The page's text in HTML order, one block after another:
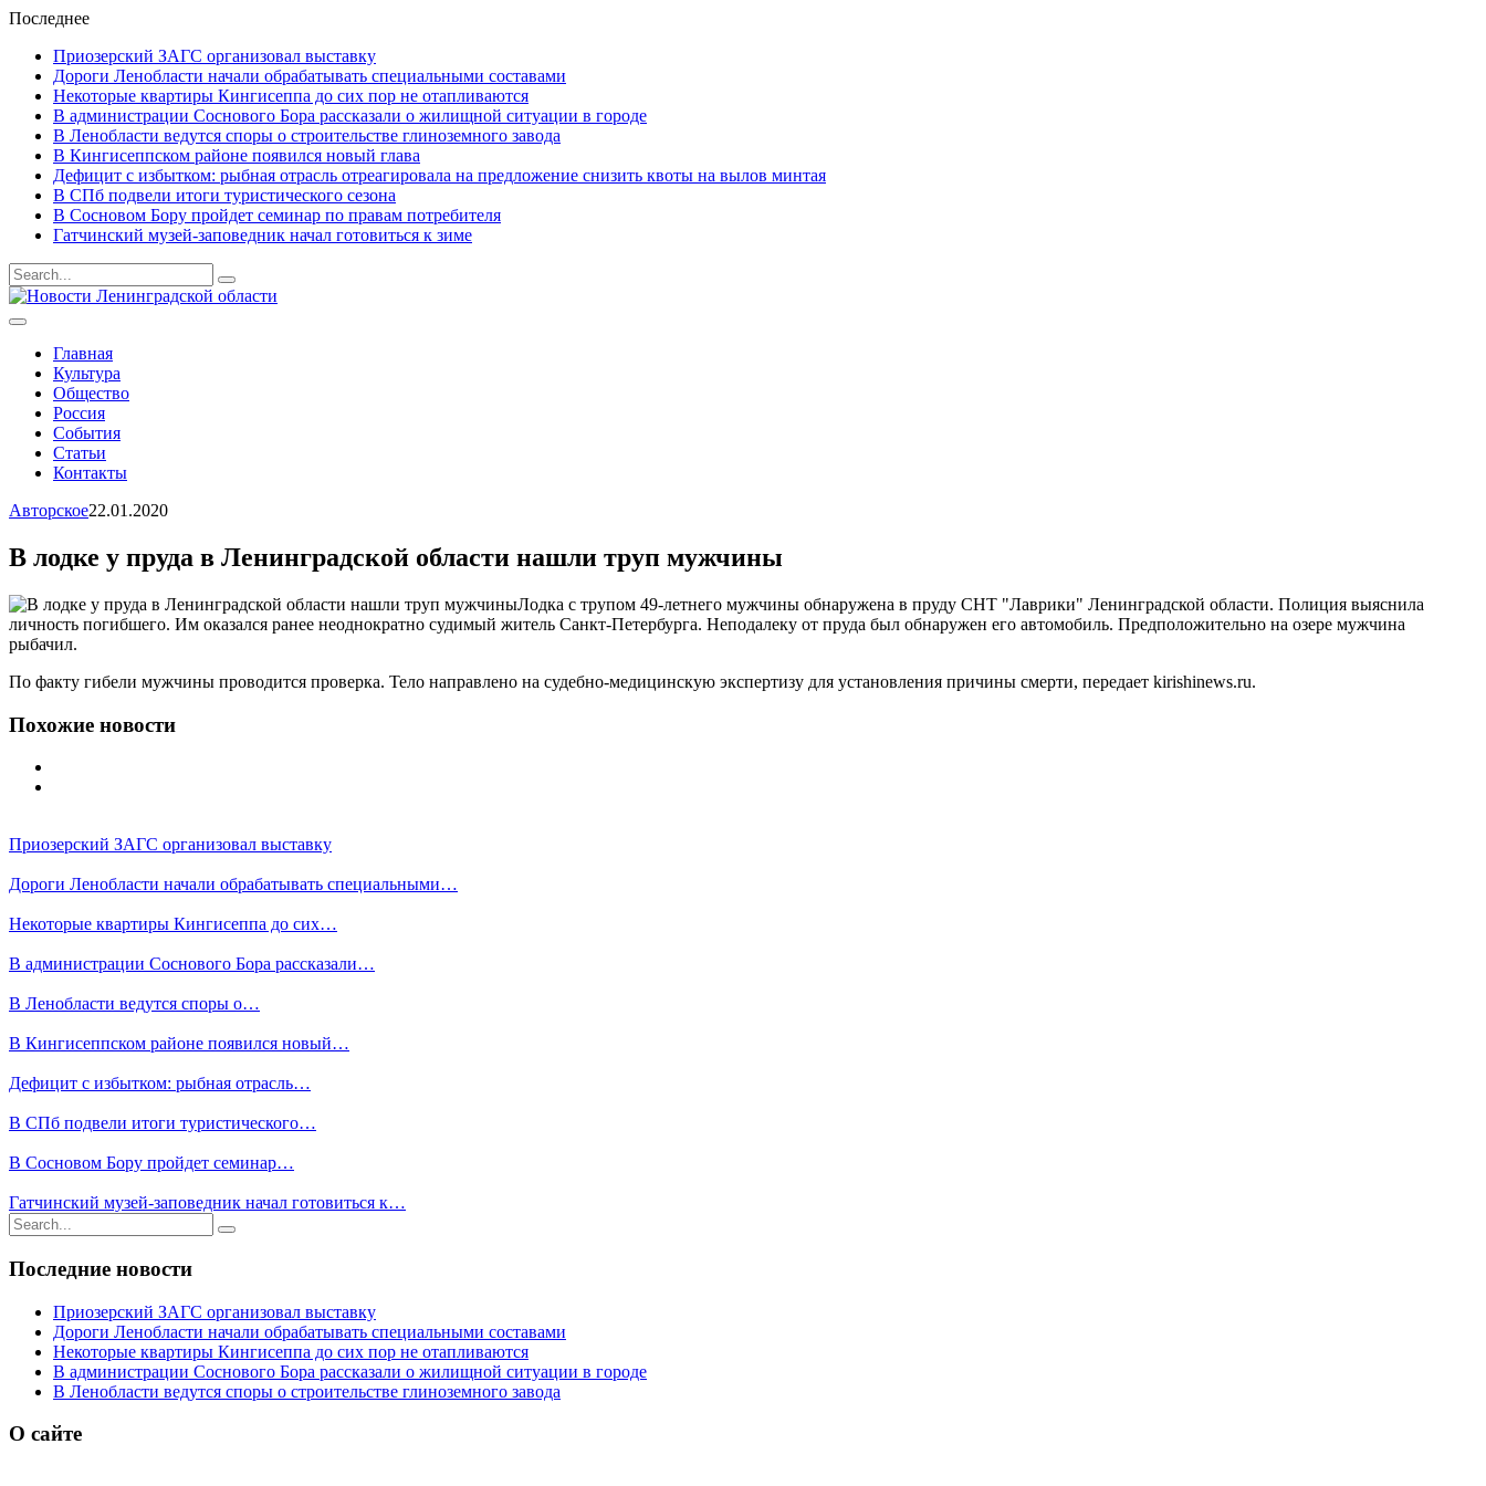
Последнее
Приозерский ЗАГС организовал выставку
Дороги Ленобласти начали обрабатывать специальными составами
Некоторые квартиры Кингисеппа до сих пор не отапливаются
В администрации Соснового Бора рассказали о жилищной ситуации в городе
В Ленобласти ведутся споры о строительстве глиноземного завода
В Кингисеппском районе появился новый глава
Дефицит с избытком: рыбная отрасль отреагировала на предложение снизить квоты на вылов минтая
В СПб подвели итоги туристического сезона
В Сосновом Бору пройдет семинар по правам потребителя
Гатчинский музей-заповедник начал готовиться к зиме
Результаты
поиска
Главная
Культура
Общество
Россия
События
Статьи
Контакты
Авторское22.01.2020
В лодке у пруда в Ленинградской области нашли труп мужчины
Лодка с трупом 49-летнего мужчины обнаружена в пруду СНТ "Лаврики" Ленинградской области. Полиция выяснила
личность погибшего. Им оказался ранее неоднократно судимый житель Санкт-Петербурга. Неподалеку от пруда был обнаружен его автомобиль. Предположительно на озере мужчина
рыбачил.
По факту гибели мужчины проводится проверка. Тело направлено на судебно-медицинскую экспертизу для установления причины смерти, передает kirishinews.ru.
Похожие новости
Приозерский ЗАГС организовал выставку
Дороги Ленобласти начали обрабатывать специальными…
Некоторые квартиры Кингисеппа до сих…
В администрации Соснового Бора рассказали…
В Ленобласти ведутся споры о…
В Кингисеппском районе появился новый…
Дефицит с избытком: рыбная отрасль…
В СПб подвели итоги туристического…
В Сосновом Бору пройдет семинар…
Гатчинский музей-заповедник начал готовиться к…
Результаты
поиска
для
Последние новости
Приозерский ЗАГС организовал выставку
Дороги Ленобласти начали обрабатывать специальными составами
Некоторые квартиры Кингисеппа до сих пор не отапливаются
В администрации Соснового Бора рассказали о жилищной ситуации в городе
В Ленобласти ведутся споры о строительстве глиноземного завода
О сайте